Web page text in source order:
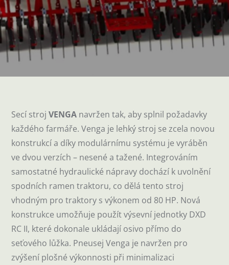
Secí strojVENGA navržen tak, aby splnil požadavky
každého farmáře. Venga je lehký stroj se zcela novou
konstrukcí a díky modulárnímu systému je vyráběn
ve dvou verzích – nesené a tažené. Integrováním
samostatné hydraulické nápravy dochází k uvolnění
spodních ramen traktoru, co dělá tento stroj
vhodným pro traktory s výkonem od 80 HP. Nová
konstrukce umožňuje použít výsevní jednotky DXD
RC II, které dokonale ukládají osivo přímo do
seťového lůžka. Pneusej Venga je navržen pro
zvýšení plošné výkonnosti při minimalizaci